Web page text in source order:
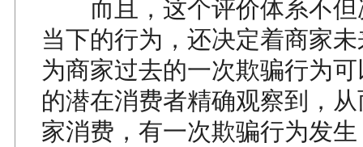
而且，这个评价体系不但
当下的行为，还决定着商家
为商家过去的一次欺骗行为
的潜在消费者精确观察到，
家消费，有一次欺骗行为发